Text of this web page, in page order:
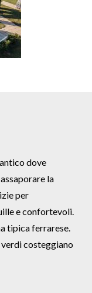
dove
la
per
e confortevoli.
tipica ferrarese.
costeggiano